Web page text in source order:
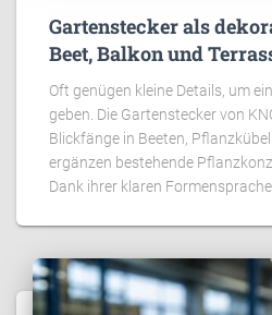
Gartenstecker als
Beet, Balkon und
Oft genügen kleine Details, um
geben. Die Gartenstecker von
Blickfänge in Beeten,
ergänzen bestehende
Dank ihrer klaren